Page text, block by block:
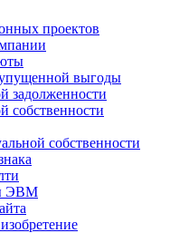
проектов
выгоды
задолженности
собственности
собственности
ЭВМ